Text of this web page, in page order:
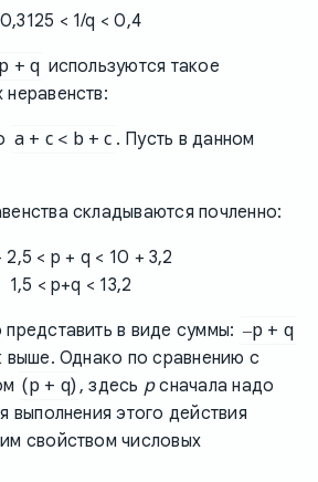
0,3125 < 1/q < 0,4
p + q используются такое
a + c < b + c . Пусть в данном
складываются почленно:
2,5 < p + q < 10 + 3,2
1,5 < p+q < 13,2
в виде суммы: –p + q
выше. Однако по сравнению с
(p + q) , здесь pсначала надо
выполнения этого действия
свойством числовых